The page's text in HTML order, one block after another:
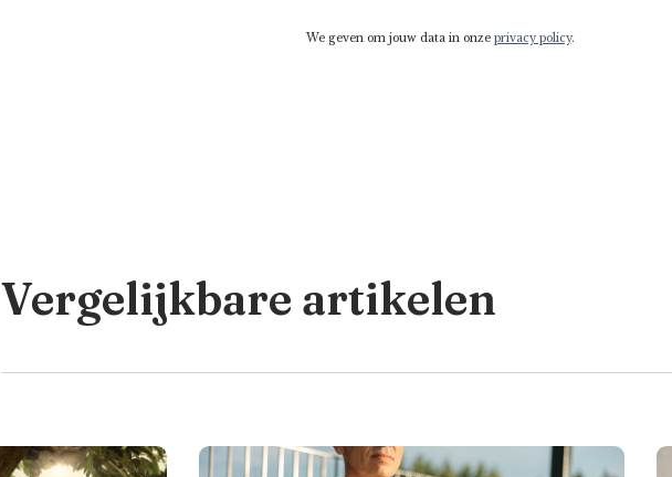
We geven om jouw data in onze privacy policy.
Vergelijkbare artikelen